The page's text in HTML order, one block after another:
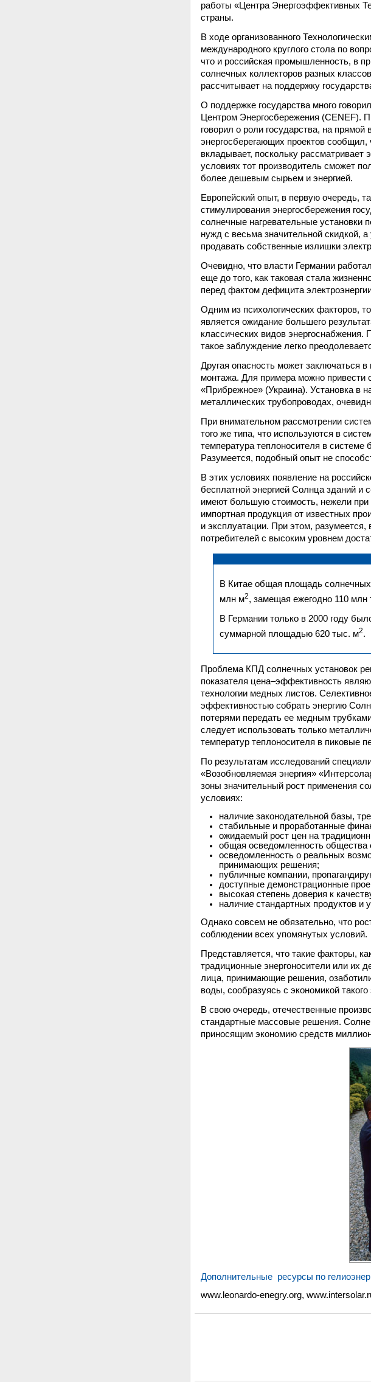
работы «Центра Энергоэффективных
страны.
В ходе организованного
международного круглого стола по
что и российская промышленность, в
солнечных коллекторов разных
рассчитывает на поддержку
О поддержке государства много
Центром Энергосбережения (CENEF).
говорил о роли государства, на
энергосберегающих проектов сообщил,
вкладывает, поскольку рассматривает
условиях тот производитель сможет
более дешевым сырьем и энергией.
Европейский опыт, в первую очередь,
стимулирования энергосбережения
солнечные нагревательные установки
нужд с весьма значительной скидкой,
продавать собственные излишки
Очевидно, что власти Германии
еще до того, как таковая стала
перед фактом дефицита
Одним из психологических факторов,
является ожидание большего
классических видов энергоснабжения.
такое заблуждение легко
Другая опасность может заключаться
монтажа. Для примера можно привести
«Прибрежное» (Украина). Установка в
металлических трубопроводах,
При внимательном рассмотрении
того же типа, что используются в
температура теплоносителя в системе
Разумеется, подобный опыт не
В этих условиях появление на
бесплатной энергией Солнца зданий и
имеют большую стоимость, нежели при
импортная продукция от известных
и эксплуатации. При этом, разумеется,
потребителей с высоким уровнем
В Китае общая площадь
млн м2, замещая ежегодно 110 млн
В Германии только в 2000 году
суммарной площадью 620 тыс. м2.
Проблема КПД солнечных установок
показателя цена–эффективность
технологии медных листов.
эффективностью собрать энергию
потерями передать ее медным
следует использовать только
температур теплоносителя в пиковые
По результатам исследований
«Возобновляемая энергия»
зоны значительный рост применения
условиях:
наличие законодательной базы,
стабильные и проработанные
ожидаемый рост цен на
общая осведомленность
осведомленность о реальных
принимающих решения;
публичные компании,
доступные демонстрационные
высокая степень доверия к
наличие стандартных продуктов и
Однако совсем не обязательно, что
соблюдении всех упомянутых условий.
Представляется, что такие факторы,
традиционные энергоносители или их
лица, принимающие решения,
воды, сообразуясь с экономикой
В свою очередь, отечественные
стандартные массовые решения.
приносящим экономию средств
Дополнительные ресурсы по
www.leonardo-enegry.org,